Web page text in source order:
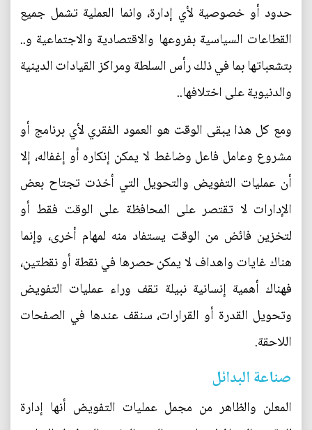
حدود أو خصوصية لأي إدارة، وانما العملية تشمل جميع
القطاعات السياسية بفروعها والاقتصادية والاجتماعية و..
بتشعباتها بما في ذلك رأس السلطة ومراكز القيادات الدينية
والدنيوية على اختلافها..
ومع كل هذا يبقى الوقت هو العمود الفقري لأي برنامج أو
مشروع وعامل فاعل وضاغط لا يمكن إنكاره أو إغفاله، إلا
أن عمليات التفويض والتحويل التي أخذت تجتاح بعض
الإدارات لا تقتصر على المحافظة على الوقت فقط أو
لتخزين فائض من الوقت يستفاد منه لمهام أخرى، وإنما
هناك غايات واهداف لا يمكن حصرها في نقطة أو نقطتين،
فهناك أهمية إنسانية نبيلة تقف وراء عمليات التفويض
وتحويل القدرة أو القرارات، سنقف عندها في الصفحات
اللاحقة.
صناعة البدائل
المعلن والظاهر من مجمل عمليات التفويض أنها إدارة